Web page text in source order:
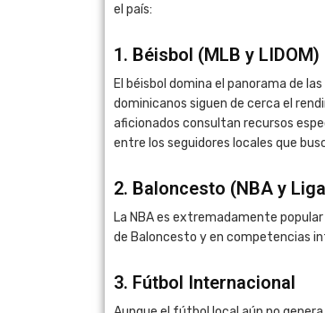
el país:
1. Béisbol (MLB y LIDOM)
El béisbol domina el panorama de
dominicanos siguen de cerca el
aficionados consultan recursos
entre los seguidores locales que
2. Baloncesto (NBA y
La NBA es extremadamente
de Baloncesto y en competencias
3. Fútbol Internacional